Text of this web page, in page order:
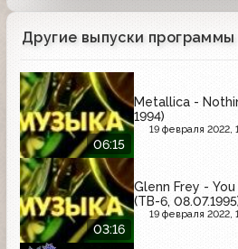
Другие выпуски программы
06:15
Metallica -
1994)
19 февраля 2022,
03:16
Glenn Frey -
(ТВ-6,
19 февраля 2022,